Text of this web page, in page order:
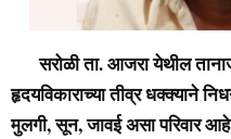
सरोळी ता. आजरा येथील
हृदयविकाराच्या तीव्र धक्क्याने
मुलगी, सून, जावई असा परिवार आहे